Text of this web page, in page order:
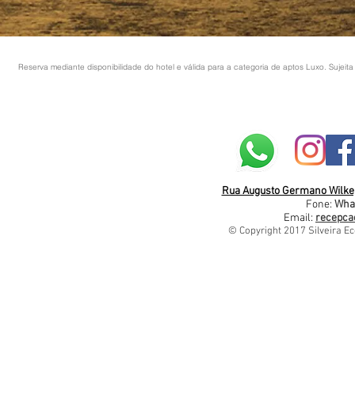
Reserva mediante disponibilidade do hotel e válida para a categoria de aptos Luxo.
Rua Augusto Germano
Fone:
Email:
© Copyright 2017 Silveira